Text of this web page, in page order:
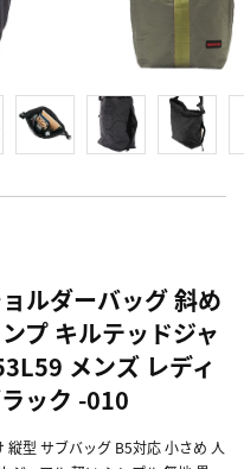
ルダーバッグ 斜め
プ キルテッドジャ
メンズ レディ
ック -010
縦型 サブバッグ B5対応 小さめ 人